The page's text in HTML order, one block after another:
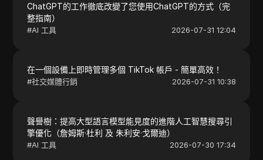
ChatGPT的工作徹底改變了您使用ChatGPT的方式（完
整指南）
#AI 工具 2026-07-31 12:04
在一個設備上即時管理多個 TikTok 帳戶 - 簡單高效！
#社交媒體行銷 2026-07-31 10:38
聲譽樹：提高大型語言模型能見度的進階人工智慧搜尋引
擎優化（詹姆斯·杜利 及 朱利安·戈爾迪）
#AI 工具 2026-07-30 17:34